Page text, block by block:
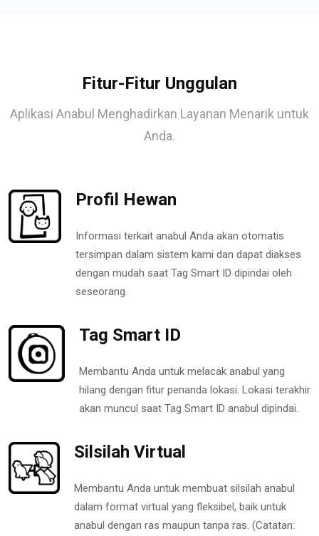
Fitur-Fitur Unggulan
Aplikasi Anabul Menghadirkan Layanan Menarik untuk
Anda.
Profil Hewan
Informasi terkait anabul Anda akan otomatis
tersimpan dalam sistem kami dan dapat diakses
dengan mudah saat Tag Smart ID dipindai oleh
seseorang.
Tag Smart ID
Membantu Anda untuk melacak anabul yang
hilang dengan fitur penanda lokasi. Lokasi terakhir
akan muncul saat Tag Smart ID anabul dipindai.
Silsilah Virtual
Membantu Anda untuk membuat silsilah anabul
dalam format virtual yang fleksibel, baik untuk
anabul dengan ras maupun tanpa ras. (Catatan: